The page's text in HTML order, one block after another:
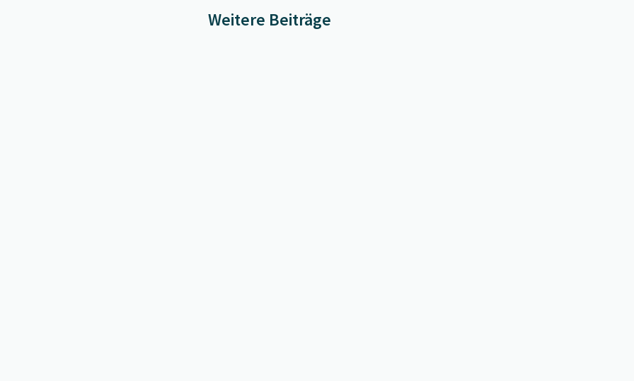
Weitere Beiträge